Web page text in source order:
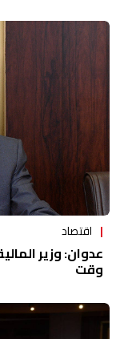
اقتصاد
عدوان: وزير
وقت